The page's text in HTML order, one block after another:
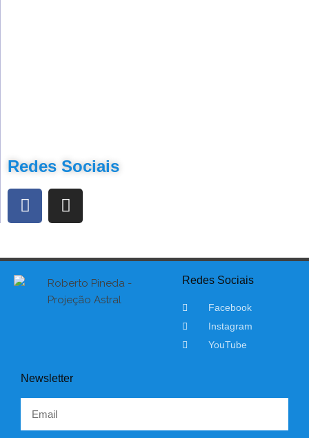
Redes Sociais
Redes Sociais
Facebook
Instagram
YouTube
Newsletter